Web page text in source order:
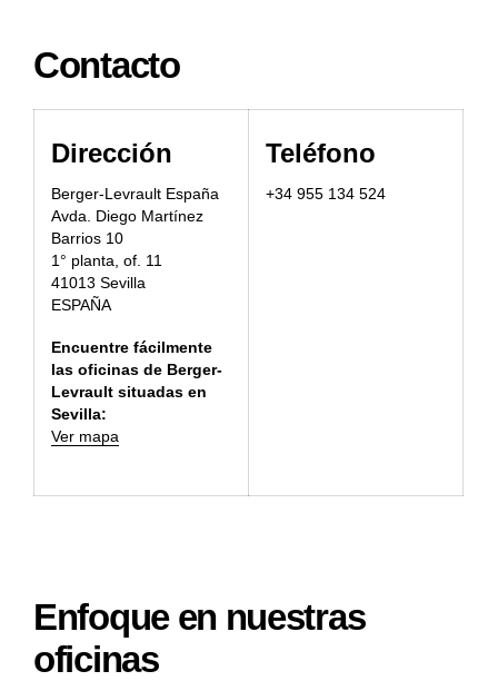
Contacto
Dirección
Berger-Levrault España
Avda. Diego Martínez
Barrios 10
1° planta, of. 11
41013 Sevilla
ESPAÑA
Encuentre fácilmente
las oficinas de Berger-
Levrault situadas en
Sevilla:
Ver mapa
Teléfono
+34 955 134 524
Enfoque en nuestras
oficinas